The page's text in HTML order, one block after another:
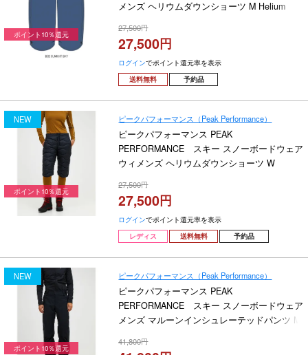
メンズ ヘリウムダウンショーツ M Helium
27,500
27,500
ログインでポイント還元率を表示
送料無料
予約品
ポイント10％還元
NEW ピークパフォーマンス（Peak Performance）
ピークパフォーマンス PEAK
PERFORMANCE スキー スノーボードウェア
ウィメンズ ヘリウムダウンショーツ W
27,500
27,500
ログインでポイント還元率を表示
レディス
送料無料 予約品
ポイント10％還元
NEW ピークパフォーマンス（Peak Performance）
ピークパフォーマンス PEAK
PERFORMANCE スキー スノーボードウェア
メンズ マルーンインシュレーテッドパンツ M
2027
41,800
ポイント10％還元